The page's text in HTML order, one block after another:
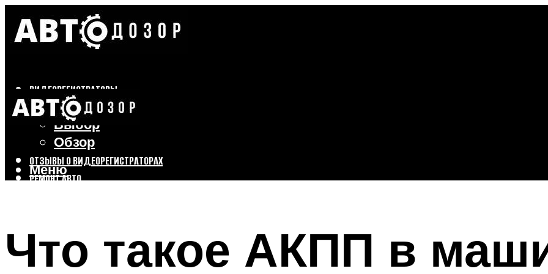
ВИДЕОРЕГИСТРАТОРЫ
Бренды
Выбор
Обзор
ОТЗЫВЫ О ВИДЕОРЕГИСТРАТОРАХ
РЕМОНТ АВТО
Меню
Меню
Что такое АКПП в